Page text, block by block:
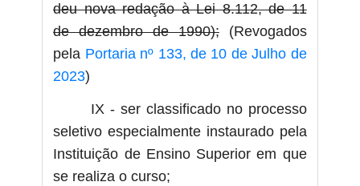
deu nova redação à Lei 8.112, de 11
de dezembro de 1990);(Revogados
pela Portaria nº 133, de 10 de Julho de
2023)
IX - ser classificado no processo
seletivo especialmente instaurado pela
Instituição de Ensino Superior em que
se realiza o curso;